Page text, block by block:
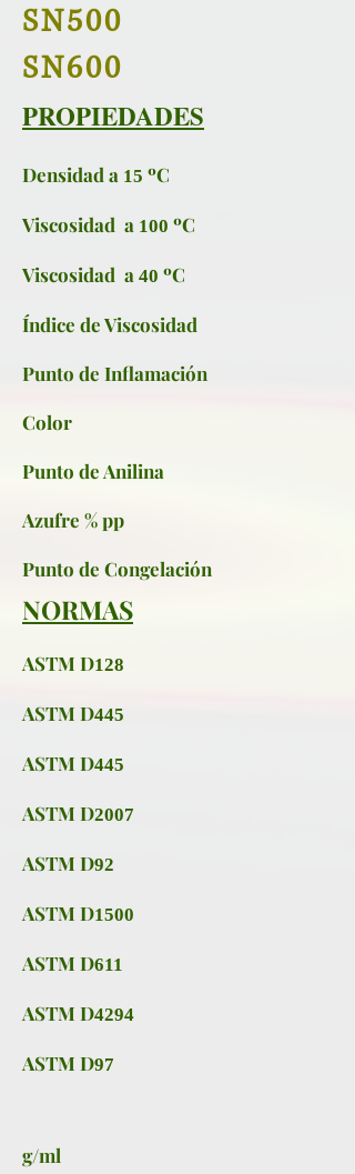
SN500
SN600
PROPIEDADES
Densidad a 15 ºC
Viscosidad a 100 ºC
Viscosidad a 40 ºC
Índice de Viscosidad
Punto de Inflamación
Color
Punto de Anilina
Azufre % pp
Punto de Congelación
NORMAS
ASTM D128
ASTM D445
ASTM D445
ASTM D2007
ASTM D92
ASTM D1500
ASTM D611
ASTM D4294
ASTM D97
g/ml